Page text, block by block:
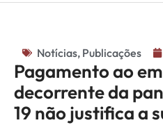
Notícias, Publicações
Pagamento ao
decorrente da
19 não justifica a